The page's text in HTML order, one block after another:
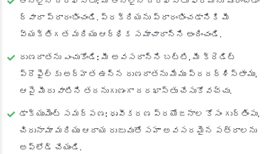
ద్వారా ప్రారంభించండి. ప్రక్రియను ప్రారంభించడానికి మీ
వ్యక్తిగత మరియు ఆర్థిక సమాచారాన్ని అందించండి.
రుణదాతను ఎంచుకోండి: మీ అవసరాన్ని బట్టి, మీ క్రెడిట్
ప్రొఫైల్‌కు అర్హత ఉన్న రుణదాతను మేము ప్రదర్శిస్తాము,
ఆపై మీరు వాటిని తదనుగుణంగా దరఖాస్తు చేసుకోవచ్చు.
డాక్యుమెంట్ సమర్పణ: ధృవీకరణ ప్రయోజనాల కోసం గుర్తింపు,
చిరునామా మరియు ఆదాయ రుజువుతో సహా అవసరమైన పత్రాలను
అప్‌లోడ్ చేయండి.